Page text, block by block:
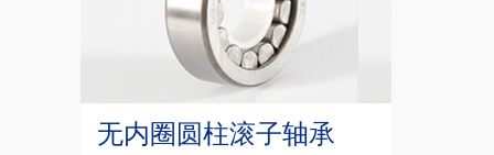
无内圈圆柱滚子轴承